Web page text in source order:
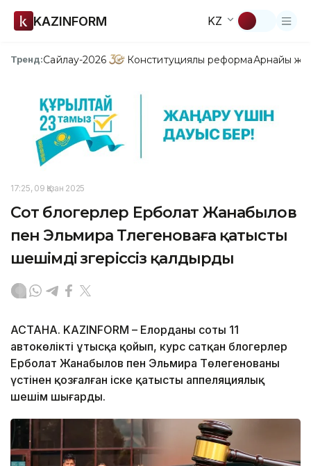
KAZINFORM KZ
Тренд:Сайлау-2026 Конституциялық реформаАрнайы
17:25, 09 Қазан 2025
Сот блогерлер Ерболат Жанабылов
пен Эльмира Төлегеноваға қатысты
шешімді өзгеріссіз қалдырды
АСТАНА. KAZINFORM – Елорданың соты 11
автокөлікті ұтысқа қойып, курс сатқан блогерлер
Ерболат Жанабылов пен Эльмира Төлегенованың
үстінен қозғалған іске қатысты аппеляциялық
шешім шығарды.